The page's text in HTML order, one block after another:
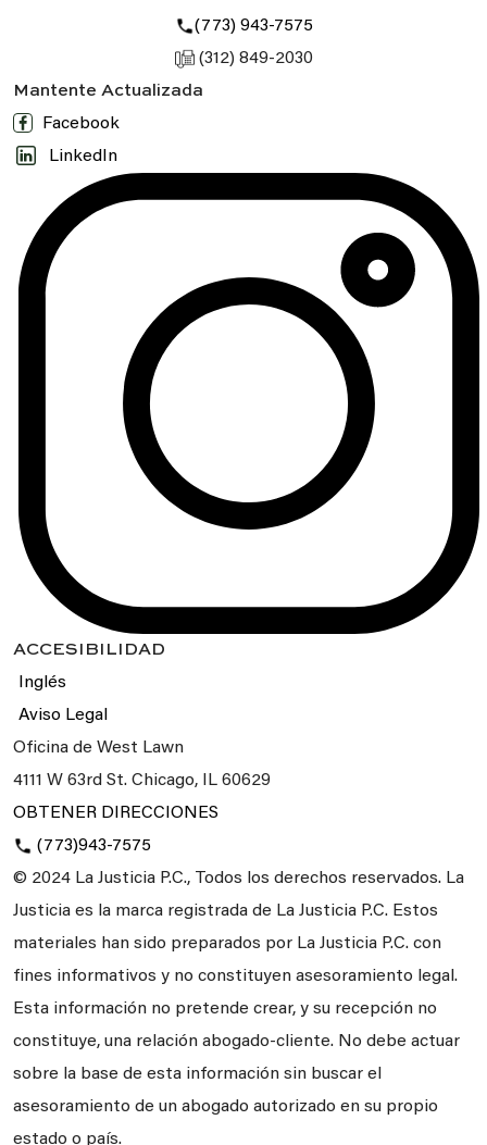
(773) 943-7575
(312) 849-2030
Mantente Actualizada
Facebook
LinkedIn
ACCESIBILIDAD
Inglés
Aviso Legal
Oficina de West Lawn
4111 W 63rd St. Chicago, IL 60629
OBTENER DIRECCIONES
(773)943-7575
© 2024 La Justicia P.C., Todos los derechos reservados. La
Justicia es la marca registrada de La Justicia P.C. Estos
materiales han sido preparados por La Justicia P.C. con
fines informativos y no constituyen asesoramiento legal.
Esta información no pretende crear, y su recepción no
constituye, una relación abogado-cliente. No debe actuar
sobre la base de esta información sin buscar el
asesoramiento de un abogado autorizado en su propio
estado o país.